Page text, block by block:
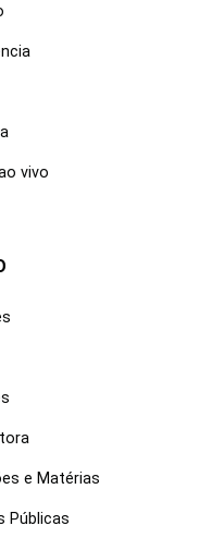
vivo
e Matérias
Públicas